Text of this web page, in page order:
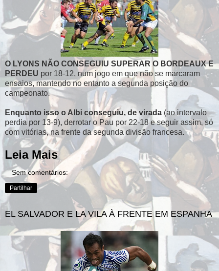
O LYONS NÃO CONSEGUIU SUPERAR O BORDEAUX E
PERDEU por 18-12, num jogo em que não se marcaram
ensaios, mantendo no entanto a segunda posição do
campeonato.
Enquanto isso o Albi conseguiu, de virada (ao intervalo
perdia por 13-9), derrotar o Pau por 22-18 e seguir assim, só
com vitórias, na frente da segunda divisão francesa.
Leia Mais
Sem comentários:
Partilhar
EL SALVADOR E LA VILA À FRENTE EM ESPANHA